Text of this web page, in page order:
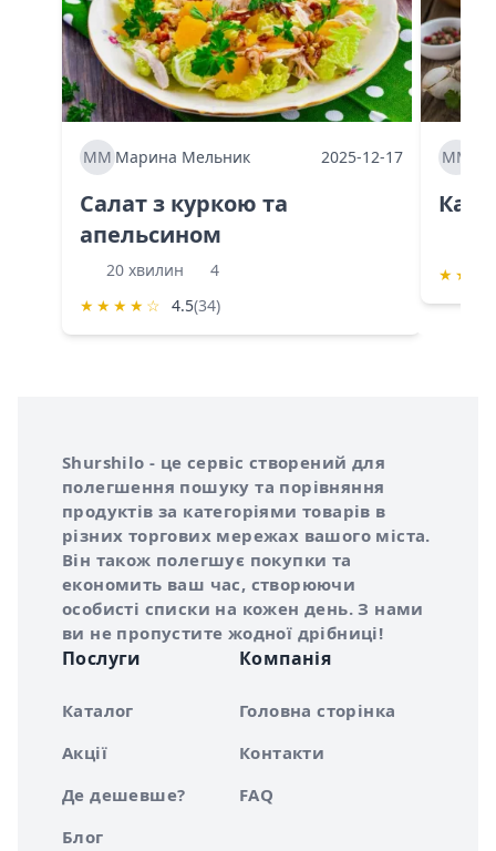
ММ Марина Мельник 2025-12-17
Салат з куркою та
апельсином
20 хвилин
4
★ ★ ★ ★ ☆ 4.5(34)
ММ
★ ★
Про сервіс Shurshilo
Shurshilo - це сервіс створений для
полегшення пошуку та порівняння
продуктів за категоріями товарів в
різних торгових мережах вашого міста.
Він також полегшує покупки та
економить ваш час, створюючи
особисті списки на кожен день. З нами
ви не пропустите жодної дрібниці!
Послуги
Каталог
Акції
Де дешевше?
Блог
Компанія
Головна сторінка
Контакти
FAQ